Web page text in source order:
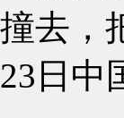
撞去，
23日中